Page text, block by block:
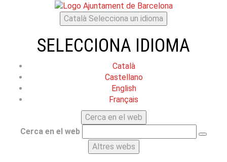
Català Selecciona un idioma
SELECCIONA IDIOMA
Català
Castellano
English
Français
Cerca en el web
Cerca en el web
Altres webs